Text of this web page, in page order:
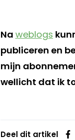
Na weblogs
publiceren en
mijn
wellicht dat ik
Deel dit artikel